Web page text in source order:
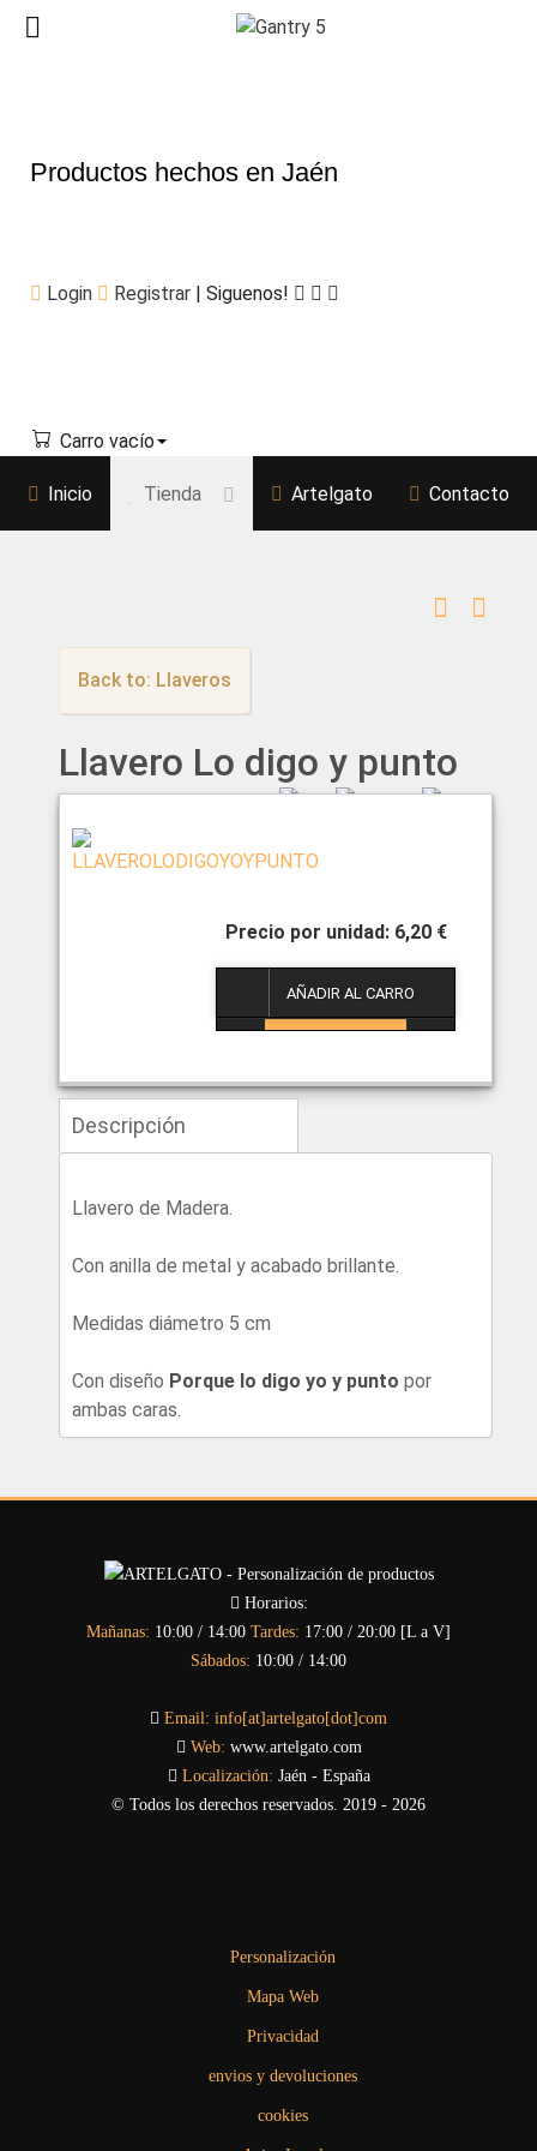
Productos hechos en Jaén
Login Registrar | Siguenos!
Carro vacío
Inicio Tienda Artelgato Contacto
Back to: Llaveros
Llavero Lo digo y punto
6,20 €
Descripción
Llavero de Madera.
Con anilla de metal y acabado brillante.
Medidas diámetro 5 cm
Con diseño Porque lo digo yo y punto por
ambas caras.
Horarios:
Mañanas: 10:00 / 14:00 Tardes: 17:00 / 20:00 [L a V]
Sábados: 10:00 / 14:00
Email: info[at]artelgato[dot]com
Web: www.artelgato.com
Localización: Jaén - España
© Todos los derechos reservados. 2019 - 2026
Personalización
Mapa Web
Privacidad
envios y devoluciones
cookies